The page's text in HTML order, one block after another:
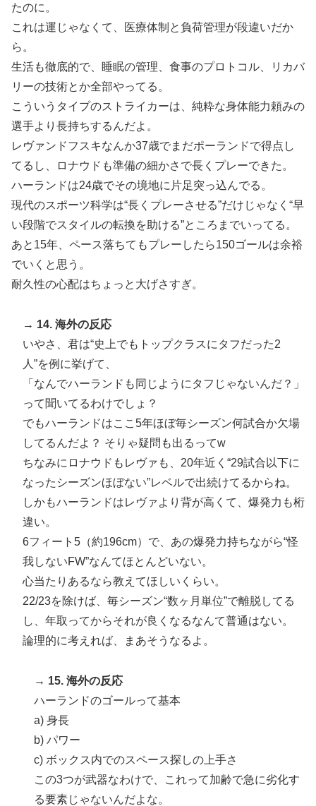
たのに。
これは運じゃなくて、医療体制と負荷管理が段違いだか
ら。
生活も徹底的で、睡眠の管理、食事のプロトコル、リカバ
リーの技術とか全部やってる。
こういうタイプのストライカーは、純粋な身体能力頼みの
選手より長持ちするんだよ。
レヴァンドフスキなんか37歳でまだポーランドで得点し
てるし、ロナウドも準備の細かさで長くプレーできた。
ハーランドは24歳でその境地に片足突っ込んでる。
現代のスポーツ科学は“長くプレーさせる”だけじゃなく“早
い段階でスタイルの転換を助ける”ところまでいってる。
あと15年、ペース落ちてもプレーしたら150ゴールは余裕
でいくと思う。
耐久性の心配はちょっと大げさすぎ。
→ 14. 海外の反応
いやさ、君は“史上でもトップクラスにタフだった2
人”を例に挙げて、
「なんでハーランドも同じようにタフじゃないんだ？」
って聞いてるわけでしょ？
でもハーランドはここ5年ほぼ毎シーズン何試合か欠場
してるんだよ？ そりゃ疑問も出るってw
ちなみにロナウドもレヴァも、20年近く“29試合以下に
なったシーズンほぼない”レベルで出続けてるからね。
しかもハーランドはレヴァより背が高くて、爆発力も桁
違い。
6フィート5（約196cm）で、あの爆発力持ちながら“怪
我しないFW”なんてほとんどいない。
心当たりあるなら教えてほしいくらい。
22/23を除けば、毎シーズン“数ヶ月単位”で離脱してる
し、年取ってからそれが良くなるなんて普通はない。
論理的に考えれば、まあそうなるよ。
→ 15. 海外の反応
ハーランドのゴールって基本
a) 身長
b) パワー
c) ボックス内でのスペース探しの上手さ
この3つが武器なわけで、これって加齢で急に劣化す
る要素じゃないんだよな。